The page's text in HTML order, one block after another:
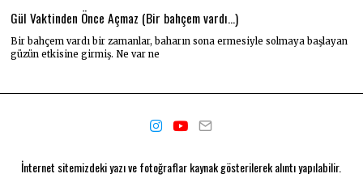
Gül Vaktinden Önce Açmaz (Bir bahçem vardı…)
Bir bahçem vardı bir zamanlar, baharın sona ermesiyle solmaya başlayan
güzün etkisine girmiş. Ne var ne
İnternet sitemizdeki yazı ve fotoğraflar kaynak gösterilerek alıntı yapılabilir.